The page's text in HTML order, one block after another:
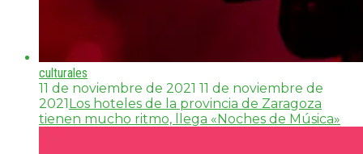
culturales
11 de noviembre de 2021 11 de noviembre de
2021 Los hoteles de la provincia de Zaragoza
tienen mucho ritmo, llega «Noches de Música»